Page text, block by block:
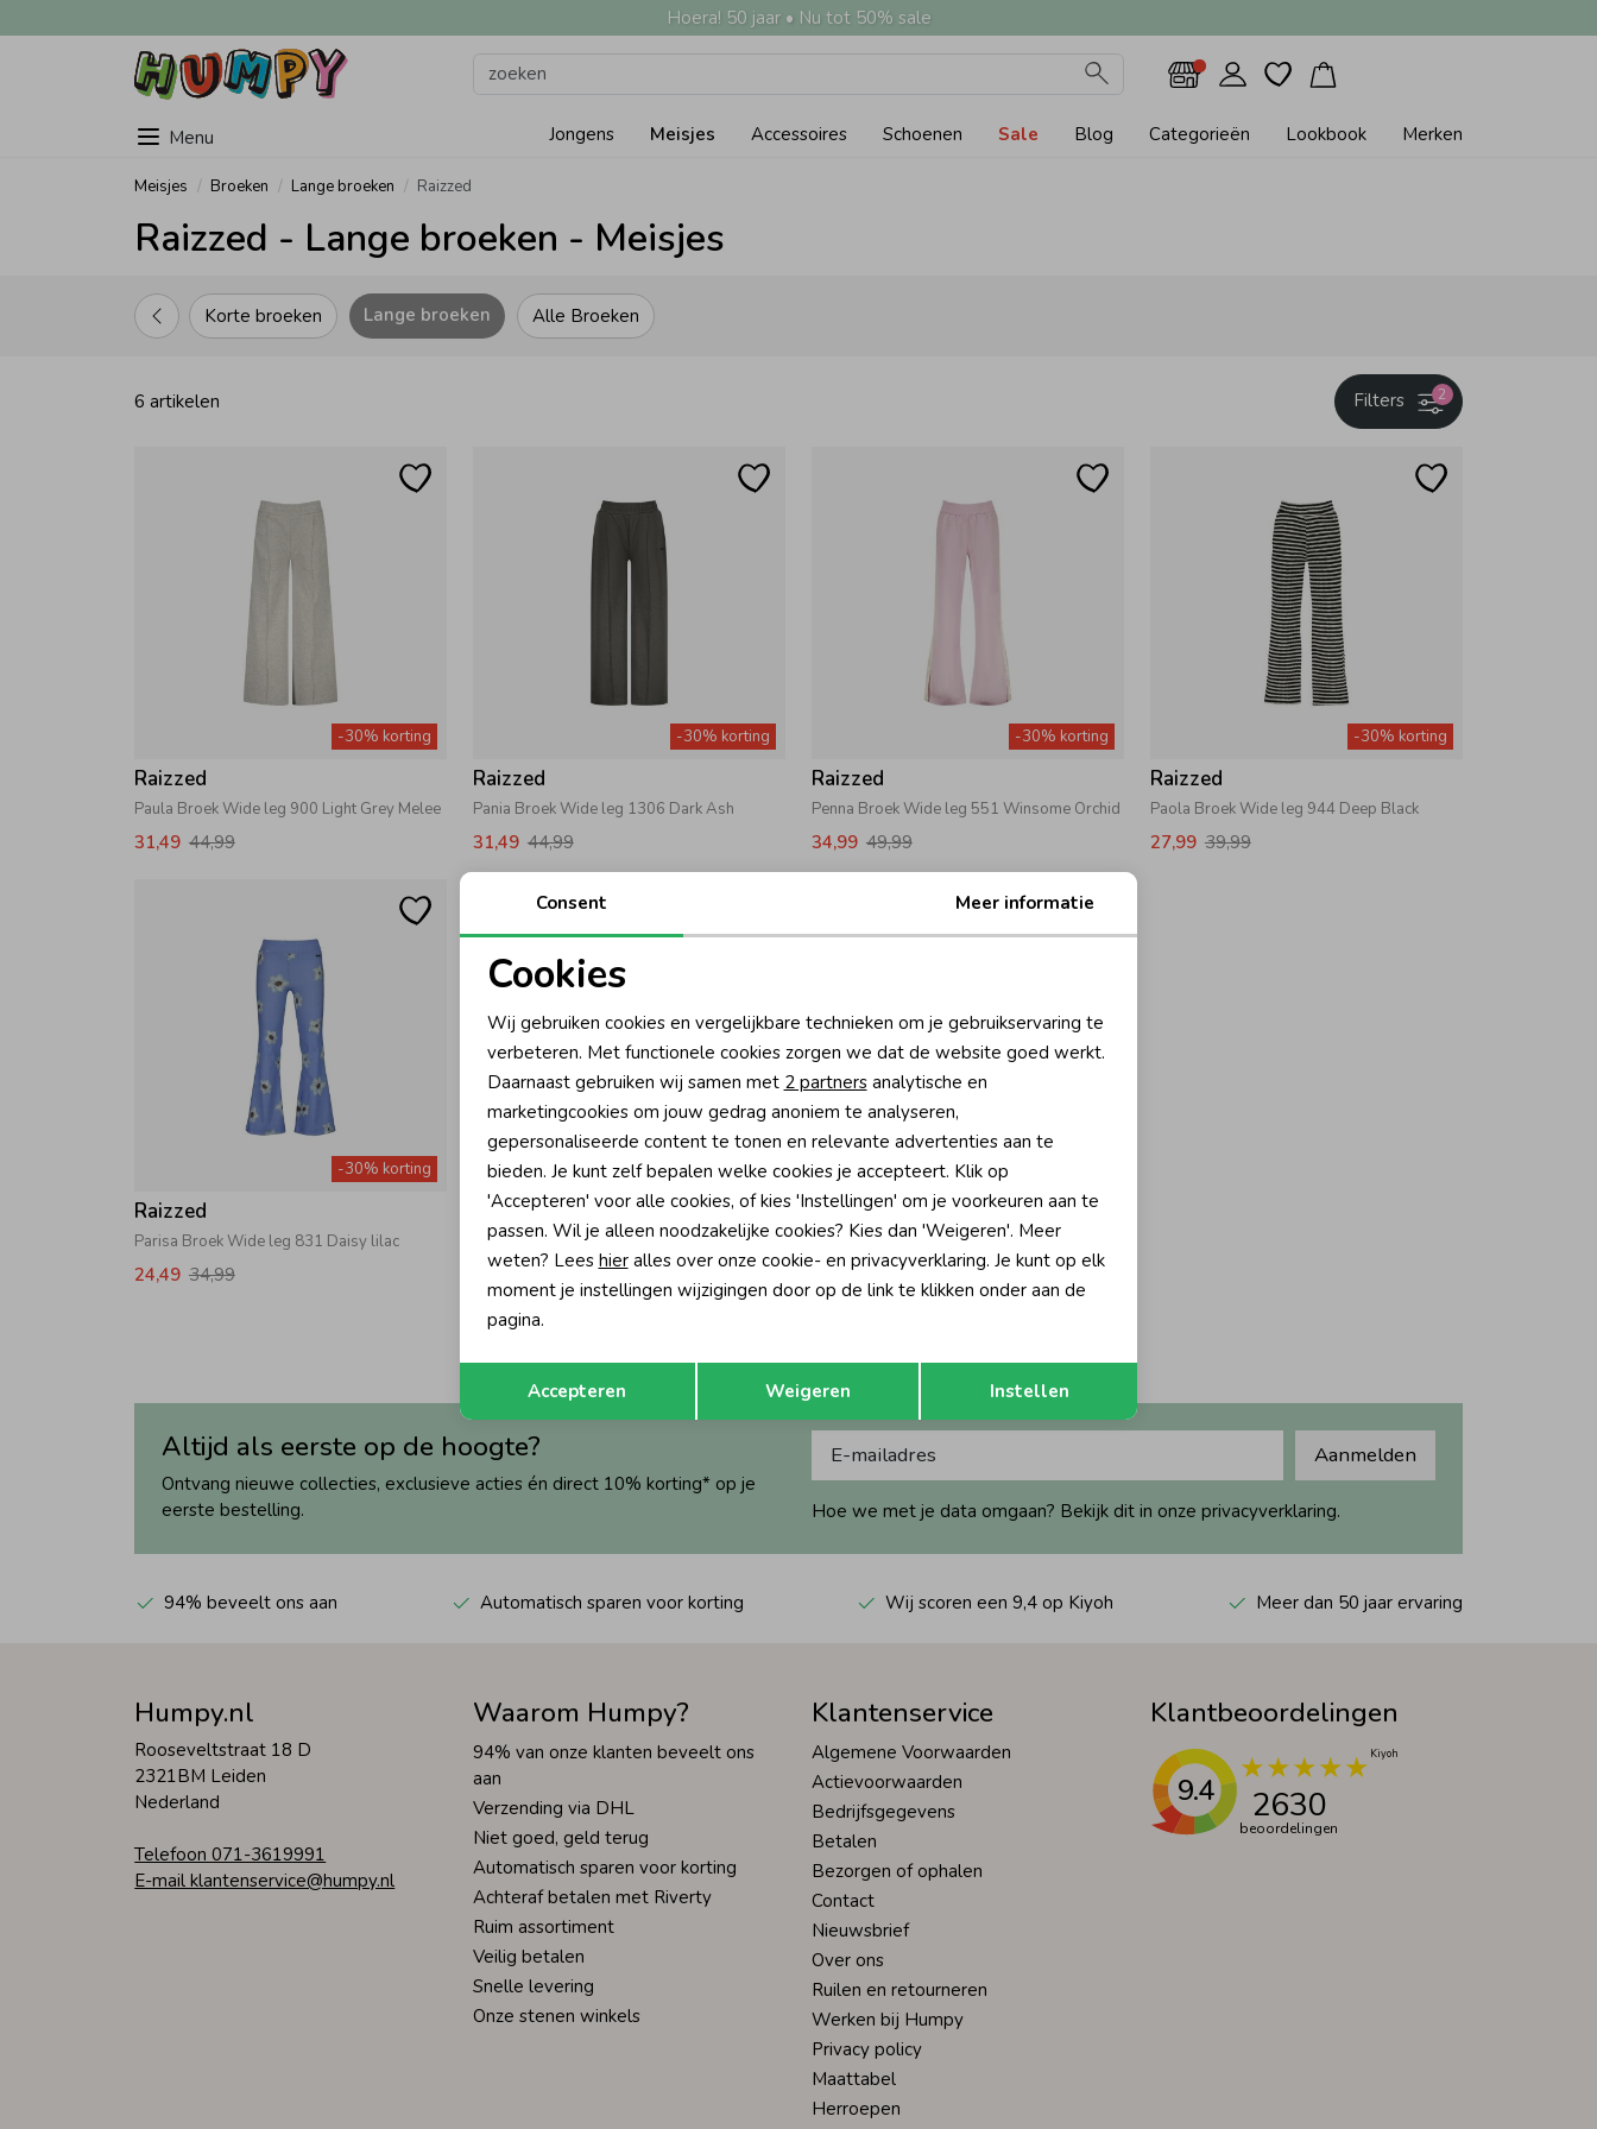
Hoera! 50 jaar • Nu tot 50% sale
Menu Jongens Meisjes Accessoires Schoenen Sale Blog Categorieën Lookbook Merken
Meisjes Broeken Lange broeken Raizzed
Raizzed - Lange broeken - Meisjes
Alle Broeken
Korte broeken Lange broeken
6 artikelen 2
Filters
-30% korting
Raizzed
Paula Broek Wide leg 900 Light Grey Melee
31,49 44,99
-30% korting
Raizzed
Pania Broek Wide leg 1306 Dark Ash
31,49 44,99
-30% korting
Raizzed
Penna Broek Wide leg 551 Winsome Orchid
34,99 49,99
-30% korting
Raizzed
Paola Broek Wide leg 944 Deep Black
27,99 39,99
-30% korting
Raizzed
Parisa Broek Wide leg 831 Daisy lilac
24,49 34,99
-40% korting
Raizzed
Pemie Broek wide leg 1313 Deep brown
Altijd als eerste op de hoogte?
Ontvang nieuwe collecties, exclusieve acties én direct 10% korting* op je
eerste bestelling.
Aanmelden
Hoe we met je data omgaan? Bekijk dit in onze privacyverklaring.
94% beveelt ons aan Automatisch sparen voor korting Wij scoren een 9,4 op Kiyoh Meer dan 50 jaar ervaring
Humpy.nl
Rooseveltstraat 18 D
2321BM Leiden
Nederland
Telefoon 071-3619991
E-mail klantenservice@humpy.nl
Waarom Humpy?
94% van onze klanten beveelt ons
aan
Verzending via DHL
Niet goed, geld terug
Automatisch sparen voor korting
Achteraf betalen met Riverty
Ruim assortiment
Veilig betalen
Snelle levering
Onze stenen winkels
Klantenservice
Algemene Voorwaarden
Actievoorwaarden
Bedrijfsgegevens
Betalen
Bezorgen of ophalen
Contact
Nieuwsbrief
Over ons
Ruilen en retourneren
Werken bij Humpy
Privacy policy
Maattabel
Herroepen
Klantbeoordelingen
9.4 2630
beoordelingen
Noodzakelijke cookies
Analytische cookies Marketing cookies
Terug Opslaan
Consent Meer informatie
Cookies
Wij gebruiken cookies en vergelijkbare technieken om je gebruikservaring te
verbeteren. Met functionele cookies zorgen we dat de website goed werkt.
Daarnaast gebruiken wij samen met 2 partnersanalytische en
marketingcookies om jouw gedrag anoniem te analyseren,
gepersonaliseerde content te tonen en relevante advertenties aan te
bieden. Je kunt zelf bepalen welke cookies je accepteert. Klik op
'Accepteren' voor alle cookies, of kies 'Instellingen' om je voorkeuren aan te
passen. Wil je alleen noodzakelijke cookies? Kies dan 'Weigeren'. Meer
weten? Lees hieralles over onze cookie- en privacyverklaring. Je kunt op elk
moment je instellingen wijzigingen door op de link te klikken onder aan de
pagina.
Accepteren Weigeren Instellen